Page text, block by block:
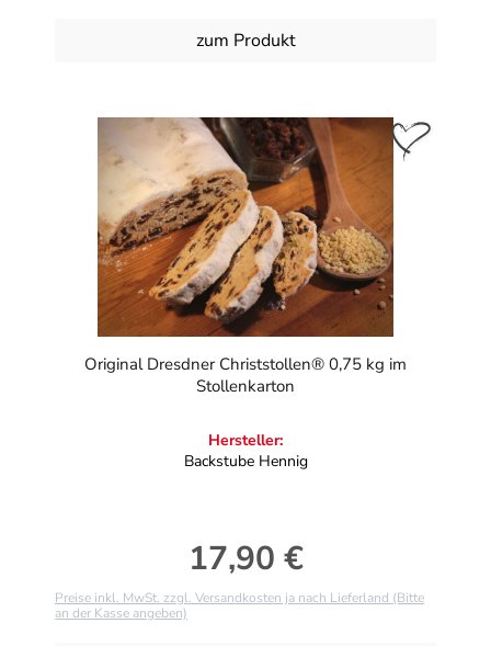
zum Produkt
Original Dresdner Christstollen® 0,75 kg im
Stollenkarton
Hersteller:
Backstube Hennig
Regulärer Preis:
17,90 €
Preise inkl. MwSt. zzgl. Versandkosten ja nach Lieferland (Bitte
an der Kasse angeben)